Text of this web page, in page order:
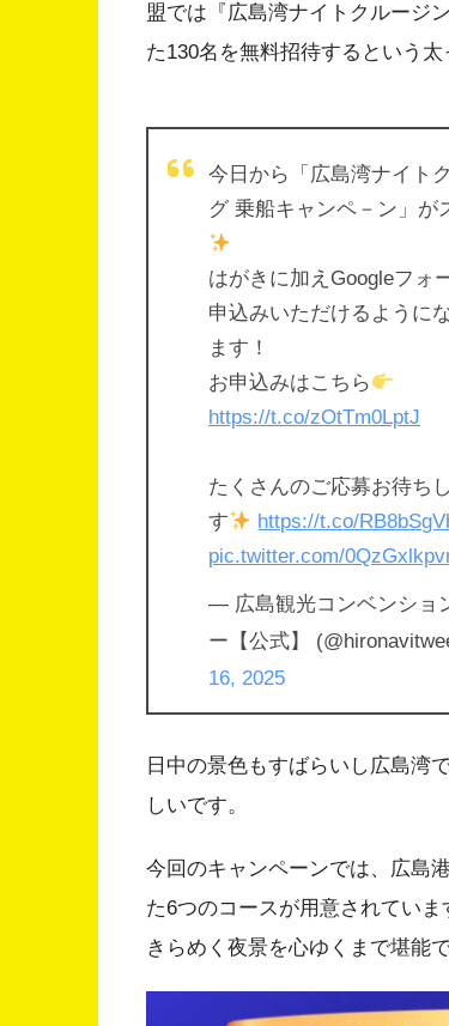
盟では『広島湾ナイトクルージ
た130名を無料招待するという太
今日から「広島湾ナイト
グ 乗船キャンペ－ン」が
はがきに加えGoogleフォ
申込みいただけるように
ます！
お申込みはこちら
https://t.co/zOtTm0LptJ
たくさんのご応募お待ち
す
https://t.co/
pic.twitter.com/
— 広島観光コンベンショ
ー【公式】
16, 2025
日中の景色もすばらいし広島湾
しいです。
今回のキャンペーンでは、広島
た6つのコースが用意されてい
きらめく夜景を心ゆくまで堪能